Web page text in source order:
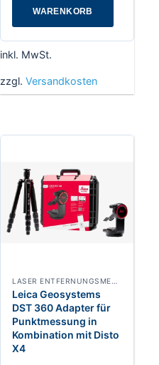
WARENKORB
inkl. MwSt.
zzgl. Versandkosten
Leica Geosystems
DST 360 Adapter für
Punktmessung in
Kombination mit Disto
X4